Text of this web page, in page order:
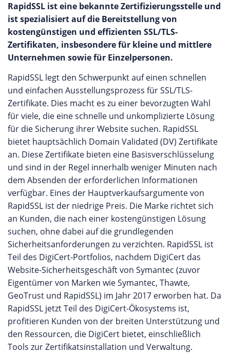
RapidSSL ist eine bekannte Zertifizierungsstelle und
ist spezialisiert auf die Bereitstellung von
kostengünstigen und effizienten SSL/TLS-
Zertifikaten, insbesondere für kleine und mittlere
Unternehmen sowie für Einzelpersonen.
RapidSSL legt den Schwerpunkt auf einen schnellen
und einfachen Ausstellungsprozess für SSL/TLS-
Zertifikate. Dies macht es zu einer bevorzugten Wahl
für viele, die eine schnelle und unkomplizierte Lösung
für die Sicherung ihrer Website suchen. RapidSSL
bietet hauptsächlich Domain Validated (DV) Zertifikate
an. Diese Zertifikate bieten eine Basisverschlüsselung
und sind in der Regel innerhalb weniger Minuten nach
dem Absenden der erforderlichen Informationen
verfügbar. Eines der Hauptverkaufsargumente von
RapidSSL ist der niedrige Preis. Die Marke richtet sich
an Kunden, die nach einer kostengünstigen Lösung
suchen, ohne dabei auf die grundlegenden
Sicherheitsanforderungen zu verzichten. RapidSSL ist
Teil des DigiCert-Portfolios, nachdem DigiCert das
Website-Sicherheitsgeschäft von Symantec (zuvor
Eigentümer von Marken wie Symantec, Thawte,
GeoTrust und RapidSSL) im Jahr 2017 erworben hat. Da
RapidSSL jetzt Teil des DigiCert-Ökosystems ist,
profitieren Kunden von der breiten Unterstützung und
den Ressourcen, die DigiCert bietet, einschließlich
Tools zur Zertifikatsinstallation und Verwaltung.